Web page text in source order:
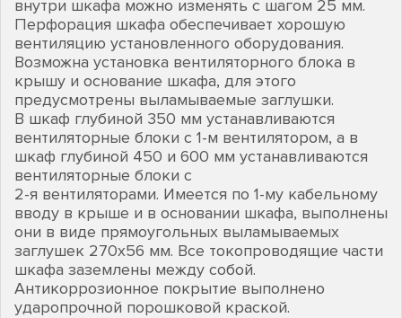
внутри шкафа можно изменять с шагом 25 мм.
Перфорация шкафа обеспечивает хорошую
вентиляцию установленного оборудования.
Возможна установка вентиляторного блока в
крышу и основание шкафа, для этого
предусмотрены выламываемые заглушки.
В шкаф глубиной 350 мм устанавливаются
вентиляторные блоки с 1-м вентилятором, а в
шкаф глубиной 450 и 600 мм устанавливаются
вентиляторные блоки с
2-я вентиляторами. Имеется по 1-му кабельному
вводу в крыше и в основании шкафа, выполнены
они в виде прямоугольных выламываемых
заглушек 270х56 мм. Все токопроводящие части
шкафа заземлены между собой.
Антикоррозионное покрытие выполнено
ударопрочной порошковой краской.